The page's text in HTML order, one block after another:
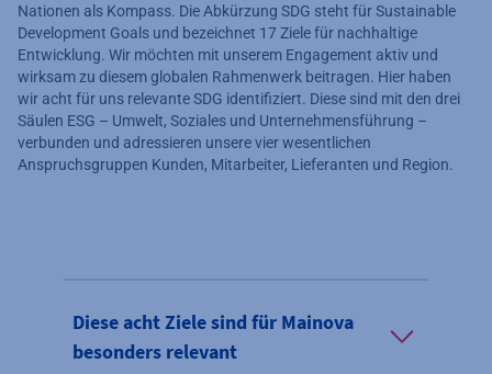
Nationen als Kompass. Die Abkürzung SDG steht für Sustainable
Development Goals und bezeichnet 17 Ziele für nachhaltige
Entwicklung. Wir möchten mit unserem Engagement aktiv und
wirksam zu diesem globalen Rahmenwerk beitragen. Hier haben
wir acht für uns relevante SDG identifiziert. Diese sind mit den drei
Säulen ESG – Umwelt, Soziales und Unternehmensführung –
verbunden und adressieren unsere vier wesentlichen
Anspruchsgruppen Kunden, Mitarbeiter, Lieferanten und Region.
Diese acht Ziele sind für Mainova
besonders relevant